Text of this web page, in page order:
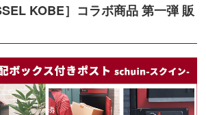
KOBE］コラボ商品 第一弾 販